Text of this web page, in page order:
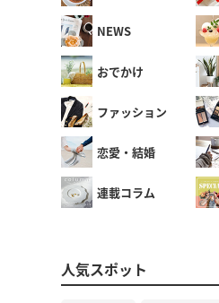
NEWS
おでかけ
ファッション
恋愛・結婚
連載コラム
人気スポット